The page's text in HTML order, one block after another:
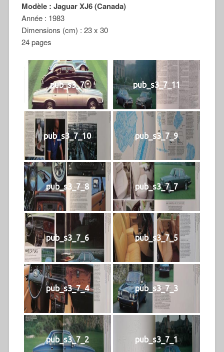
Modèle : Jaguar XJ6 (Canada)
Année : 1983
Dimensions (cm) : 23 x 30
24 pages
pub_s3_7 pub_s3_7_11
pub_s3_7_10 pub_s3_7_9
pub_s3_7_8 pub_s3_7_7
pub_s3_7_6 pub_s3_7_5
pub_s3_7_4 pub_s3_7_3
pub_s3_7_2 pub_s3_7_1